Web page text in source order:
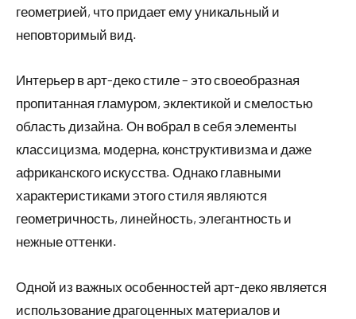
геометрией, что придает ему уникальный и
неповторимый вид.
Интерьер в арт-деко стиле – это своеобразная
пропитанная гламуром, эклектикой и смелостью
область дизайна. Он вобрал в себя элементы
классицизма, модерна, конструктивизма и даже
африканского искусства. Однако главными
характеристиками этого стиля являются
геометричность, линейность, элегантность и
нежные оттенки.
Одной из важных особенностей арт-деко является
использование драгоценных материалов и